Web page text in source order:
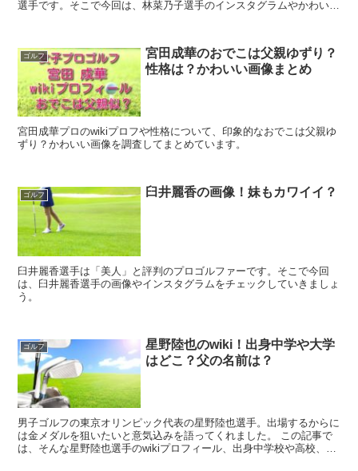
選手です。そこで今回は、林菜乃子選手のインスタグラムやかわいい
ゴルフ
宮田成華のおでこは父親ゆずり？
性格は？かわいい画像まとめ
宮田成華プロのwikiプロフや性格について、印象的なおでこは父親ゆ
ずり？かわいい画像を調査してまとめています。
ゴルフ 臼井麗香の画像！妹もカワイイ？
臼井麗香選手は「美人」と評判のプロゴルファーです。そこで今回
は、臼井麗香選手の画像やインスタグラムをチェックしていきましょ
う。
ゴルフ
星野陸也のwiki！出身中学や大学
はどこ？父の名前は？
男子ゴルフの東京オリンピック代表の星野陸也選手。出場するからに
は金メダルを狙いたいと意気込みを語ってくれました。 この記事で
は、そんな星野陸也選手のwikiプロフィール、出身中学校や高校、大